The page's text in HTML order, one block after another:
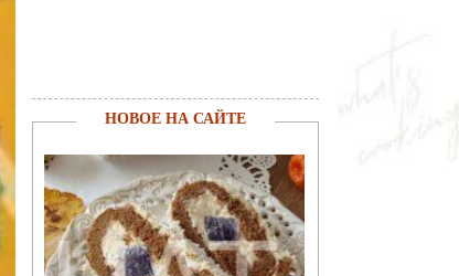
НОВОЕ НА САЙТЕ